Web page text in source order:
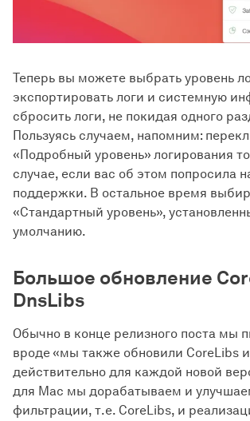
Теперь вы можете выбрать уровень
экспортировать логи и системную
сбросить логи, не покидая одного
Пользуясь случаем, напомним:
«Подробный уровень» логирования
случае, если вас об этом попросила
поддержки. В остальное время
«Стандартный уровень»,
умолчанию.
Большое обновление
DnsLibs
Обычно в конце релизного поста мы
вроде «мы также обновили CoreLibs
действительно для каждой новой
для Mac мы дорабатываем и
фильтрации, т.е. CoreLibs, и